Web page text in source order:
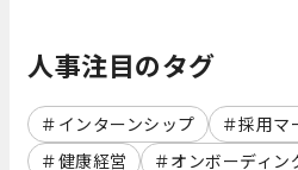
人事注目のタグ
インターンシップ
採用マ
健康経営
オンボーディン